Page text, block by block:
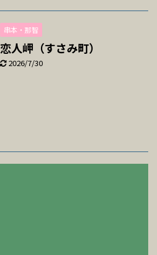
串本・那智
恋人岬（すさみ町）
2026/7/30